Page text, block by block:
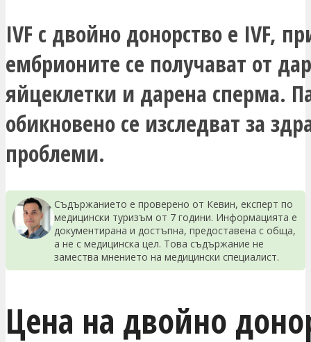
IVF с двойно донорство е IVF,
ембрионите се получават от
яйцеклетки и дарена сперма.
обикновено се изследват за
проблеми.
Съдържанието е проверено от Кевин, експерт по
медицински туризъм от 7 години. Информацията е
документирана и достъпна, предоставена с обща,
а не с медицинска цел. Това съдържание не
замества мнението на медицински специалист.
Цена на двойно